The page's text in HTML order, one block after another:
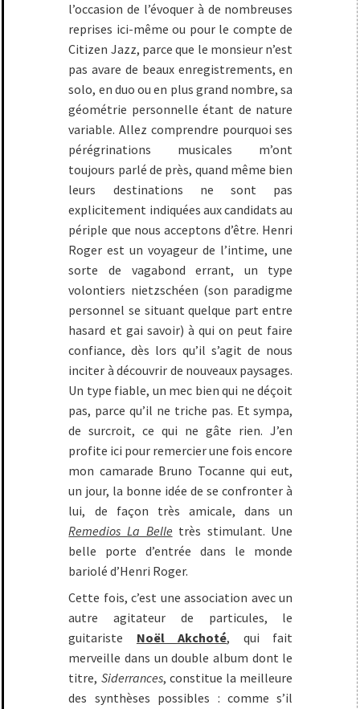
l’occasion de l’évoquer à de nombreuses
reprises ici-même ou pour le compte de
Citizen Jazz, parce que le monsieur n’est
pas avare de beaux enregistrements, en
solo, en duo ou en plus grand nombre, sa
géométrie personnelle étant de nature
variable. Allez comprendre pourquoi ses
pérégrinations musicales m’ont
toujours parlé de près, quand même bien
leurs destinations ne sont pas
explicitement indiquées aux candidats au
périple que nous acceptons d’être. Henri
Roger est un voyageur de l’intime, une
sorte de vagabond errant, un type
volontiers nietzschéen (son paradigme
personnel se situant quelque part entre
hasard et gai savoir) à qui on peut faire
confiance, dès lors qu’il s’agit de nous
inciter à découvrir de nouveaux paysages.
Un type fiable, un mec bien qui ne déçoit
pas, parce qu’il ne triche pas. Et sympa,
de surcroit, ce qui ne gâte rien. J’en
profite ici pour remercier une fois encore
mon camarade Bruno Tocanne qui eut,
un jour, la bonne idée de se confronter à
lui, de façon très amicale, dans un
Remedios La Belle très stimulant. Une
belle porte d’entrée dans le monde
bariolé d’Henri Roger.
Cette fois, c’est une association avec un
autre agitateur de particules, le
guitariste Noël Akchoté, qui fait
merveille dans un double album dont le
titre, Siderrances, constitue la meilleure
des synthèses possibles : comme s’il